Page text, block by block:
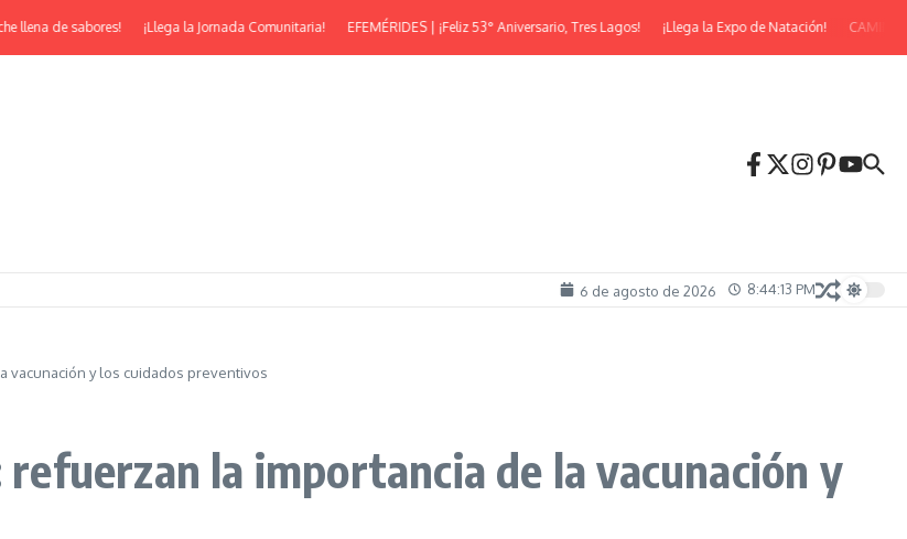
de sabores! ¡Llega la Jornada Comunitaria! EFEMÉRIDES | ¡Feliz 53° Aniversario, Tres Lagos! ¡Llega la Expo de Natación! CAMINATA
6 de agosto de 2026 8:44:14 PM
vacunación y los cuidados preventivos
la importancia de la vacunación y